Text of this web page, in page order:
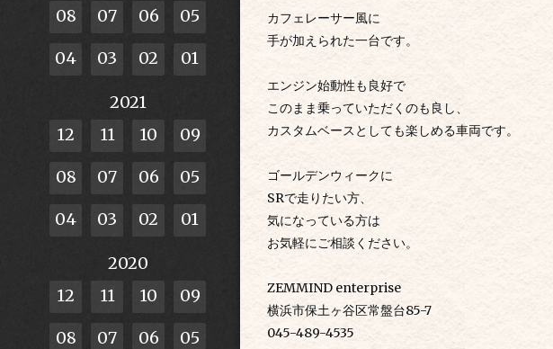
カフェレーサー風に
手が加えられた一台です。
エンジン始動性も良好で
このまま乗っていただくのも良し、
カスタムベースとしても楽しめる車両です。
ゴールデンウィークに
SRで走りたい方、
気になっている方は
お気軽にご相談ください。
ZEMMIND enterprise
横浜市保土ヶ谷区常盤台85-7
045-489-4535
08 07 06 05
04 03 02 01
2021
12
11 10 09
08 07 06 05
04 03 02 01
2020
12
11 10 09
08 07 06 05